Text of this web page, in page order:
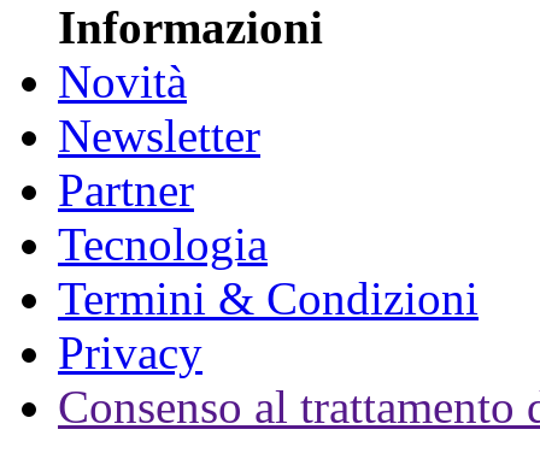
Informazioni
Novità
Newsletter
Partner
Tecnologia
Termini & Condizioni
Privacy
Consenso al trattamento